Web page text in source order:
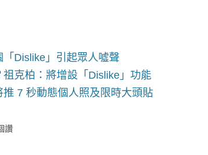
Dislike」引起眾人噓聲
克柏：將增設「Dislike」功能
7 秒動態個人照及限時大頭貼
讚